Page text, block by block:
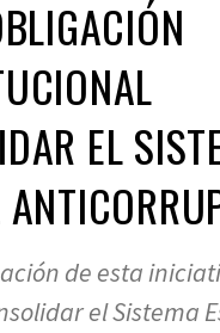
EL
de esta
el Sistema